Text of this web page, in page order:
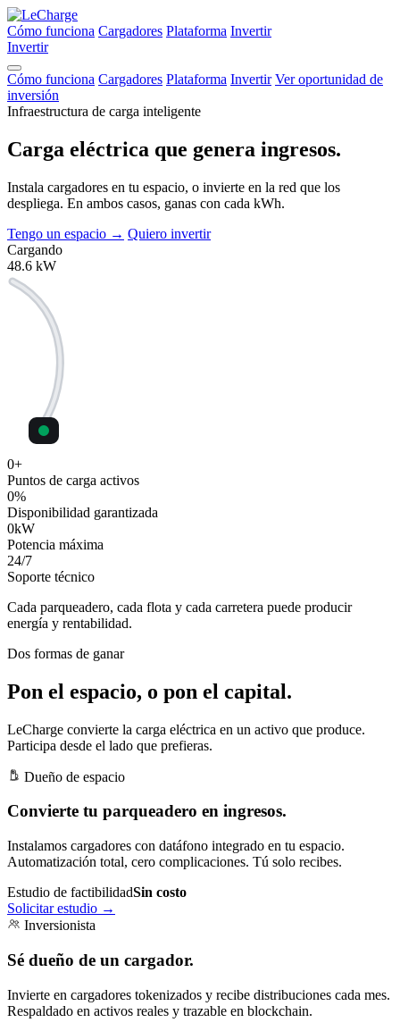
Cómo funciona Cargadores Plataforma Invertir
Invertir
Cómo funciona Cargadores Plataforma Invertir Ver oportunidad de
inversión
Infraestructura de carga inteligente
Carga eléctrica que genera ingresos.
Instala cargadores en tu espacio, o invierte en la red que los
despliega. En ambos casos, ganas con cada kWh.
Tengo un espacio → Quiero invertir
Cargando
48.6 kW
0+
Puntos de carga activos
0%
Disponibilidad garantizada
0kW
Potencia máxima
24/7
Soporte técnico
Cada parqueadero, cada flota y cada carretera puede producir
energía y rentabilidad.
Dos formas de ganar
Pon el espacio, o pon el capital.
LeCharge convierte la carga eléctrica en un activo que produce.
Participa desde el lado que prefieras.
Dueño de espacio
Convierte tu parqueadero en ingresos.
Instalamos cargadores con datáfono integrado en tu espacio.
Automatización total, cero complicaciones. Tú solo recibes.
Estudio de factibilidadSin costo
Solicitar estudio →
Inversionista
Sé dueño de un cargador.
Invierte en cargadores tokenizados y recibe distribuciones cada mes.
Respaldado en activos reales y trazable en blockchain.